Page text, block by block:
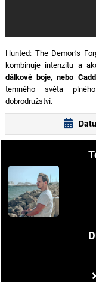
Hunted: The Demon’s
kombinuje intenzitu a
dálkové boje, nebo
temného světa
dobrodružství.